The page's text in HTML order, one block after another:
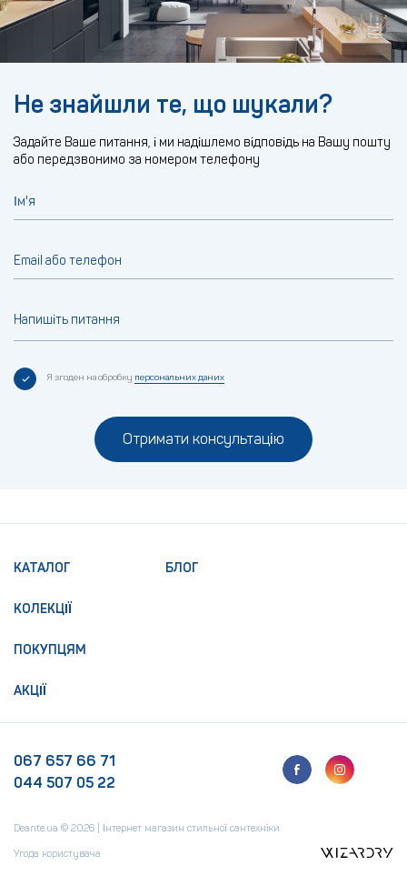
Не знайшли те, що шукали?
Задайте Ваше питання, і ми надішлемо відповідь на Вашу пошту
або передзвонимо за номером телефону
Ім'я
Email або телефон
Напишіть питання
Я згоден на обробку персональних даних
Отримати консультацію
КАТАЛОГ
КОЛЕКЦІЇ
ПОКУПЦЯМ
АКЦІЇ
БЛОГ
067 657 66 71
044 507 05 22
Deante.ua © 2026 | Інтернет магазин стильної сантехніки
Угода користувача